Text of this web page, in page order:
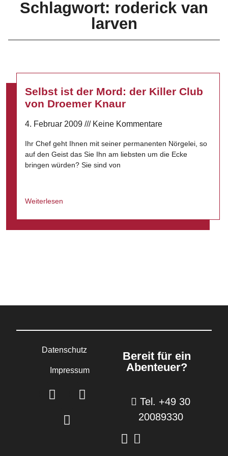
Schlagwort: roderick van
larven
Selbst ist der Mord: der Killer Club
von Droemer Knaur
4. Februar 2009 Keine Kommentare
Ihr Chef geht Ihnen mit seiner permanenten Nörgelei, so
auf den Geist das Sie Ihn am liebsten um die Ecke
bringen würden? Sie sind von
Weiterlesen
Datenschutz
Impressum
Bereit für ein
Abenteuer?
Tel. +49 30
20089330